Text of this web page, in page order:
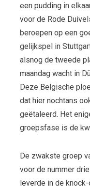
een pudding in
voor de Rode
beroepen op een
gelijkspel in
alsnog de tweede
maandag wacht in
Deze Belgische
dat hier nochtans
geëtaleerd. Het
groepsfase is de
De zwakste groep
voor de nummer
leverde in de